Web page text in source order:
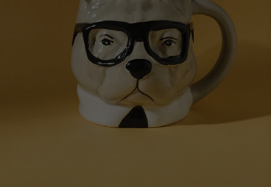
Sepete eklemeye devam etmek ister
Sepete eklemek üzere olduğunuz ürün, fotoğrafından
farklı renk ve desende gönderilebilir.
Sepete Ekle Geri Dön
Seçtiğiniz ürün(ler) sepete eklendi
ALIŞVERİŞE DEVAM ET
SEPETE GİT